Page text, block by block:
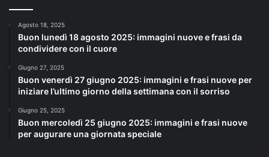
Agosto 18, 2025
Buon lunedì 18 agosto 2025: immagini nuove e frasi da
condividere con il cuore
Giugno 27, 2025
Buon venerdì 27 giugno 2025: immagini e frasi nuove per
iniziare l’ultimo giorno della settimana con il sorriso
Giugno 25, 2025
Buon mercoledì 25 giugno 2025: immagini e frasi nuove
per augurare una giornata speciale